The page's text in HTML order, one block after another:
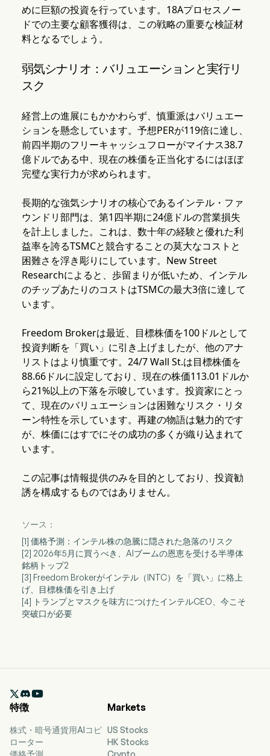
めに巨額の投資を行っています。18Aプロセスノー
ドでの主要な顧客獲得は、この戦略の重要な検証材
料となるでしょう。
弱気シナリオ：バリュエーションと実行リ
スク
経営上の進展にもかかわらず、慎重派はバリュエー
ションを懸念しています。予想PERが119倍に達し、
前四半期のフリーキャッシュフローがマイナス38.7
億ドルである中、現在の株価を正当化するにはほぼ
完璧な実行力が求められます。
長期的な強気シナリオの核心であるインテル・ファ
ウンドリ部門は、第1四半期に24億ドルの営業損失
を計上しました。これは、数十年の経験と優れた利
益率を誇るTSMCと競合することの莫大なコストと
困難さを浮き彫りにしています。New Street
Researchによると、歩留まりが低いため、インテル
のチップあたりのコストはTSMCの最大3倍に達して
います。
Freedom Brokerは最近、目標株価を100ドルとして
投資判断を「買い」に引き上げましたが、他のアナ
リストはより慎重です。24/7 Wall St.は目標株価を
88.66ドルに設定しており、現在の株価113.01ドルか
ら21%以上の下落を示唆しています。投資家にとっ
て、現在のバリュエーションは困難なリスク・リタ
ーン特性を示しています。再建の物語は魅力的です
が、株価にはすでにその成功の多くが織り込まれて
います。
この記事は情報提供のみを目的としており、投資勧
誘を構成するものではありません。
ソース：
[1] 価格予測：インテル株の急騰に隠された急落のリスク
[2] 2026年5月に買うべき、AIブームの恩恵を受ける半導体
銘柄トップ2
[3] Freedom Brokerがインテル（INTC）を「買い」に格上
げ、目標株価を引き上げ
[4] トランプとマスクを味方につけたインテルCEO、今こそ
突破口が必要

特徴
株式・暗号通貨用AIコピ
ローター
価格予測
Markets
US Stocks
HK Stocks
Crypto